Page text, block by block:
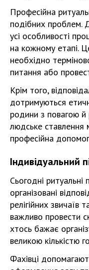
Професійна
подібних проблем.
усі особливості
на кожному етапі.
необхідно
питання або
Крім того,
дотримуються
родини з повагою й
людське ставлення
професійна
Індивідуальний
Сьогодні ритуальні
організовані
релігійних звичаїв
важливо провести
хтось бажає
великою кількістю
Фахівці